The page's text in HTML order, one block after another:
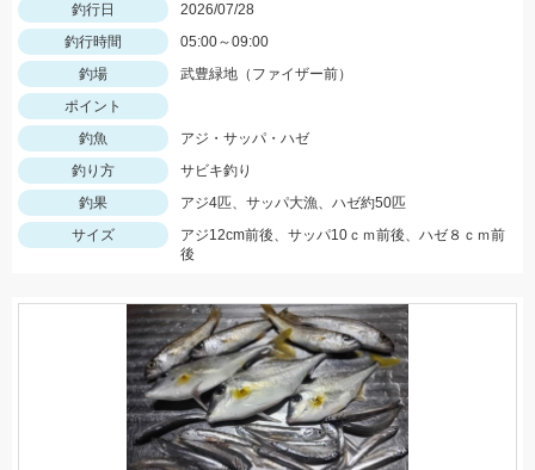
釣行日
2026/07/28
釣行時間
05:00～09:00
釣場
武豊緑地（ファイザー前）
ポイント
釣魚
アジ・サッパ・ハゼ
釣り方
サビキ釣り
釣果
アジ4匹、サッパ大漁、ハゼ約50匹
サイズ
アジ12cm前後、サッパ10ｃｍ前後、ハゼ８ｃｍ前
後